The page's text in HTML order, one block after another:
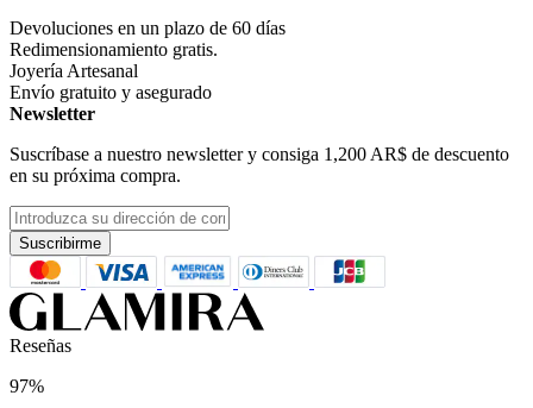
Devoluciones en un plazo de 60 días
Redimensionamiento gratis.
Joyería Artesanal
Envío gratuito y asegurado
Newsletter
Suscríbase a nuestro newsletter y consiga 1,200 AR$ de descuento
en su próxima compra.
Suscribirme
Reseñas
97%